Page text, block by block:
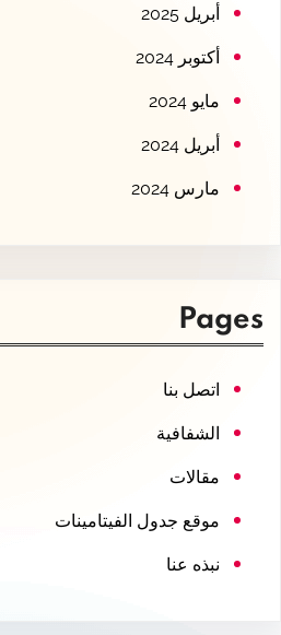
أبريل 2025
أكتوبر 2024
مايو 2024
أبريل 2024
مارس 2024
Pages
اتصل بنا
الشفافية
مقالات
موقع جدول الفيتامينات
نبذه عنا